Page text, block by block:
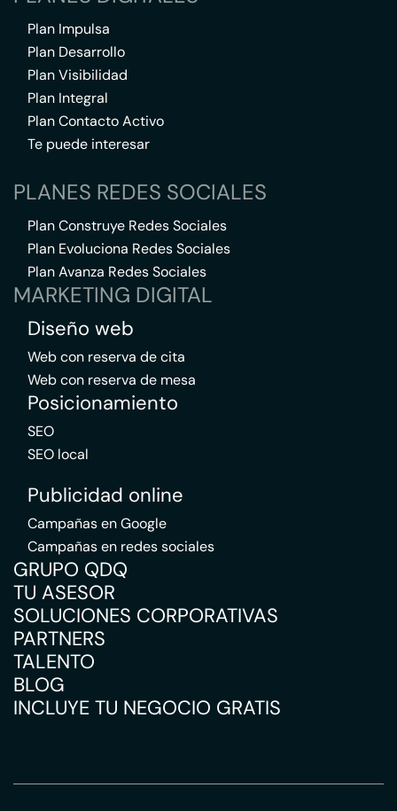
Plan Impulsa
Plan Desarrollo
Plan Visibilidad
Plan Integral
Plan Contacto Activo
Te puede interesar
PLANES REDES SOCIALES
Plan Construye Redes Sociales
Plan Evoluciona Redes Sociales
Plan Avanza Redes Sociales
MARKETING DIGITAL
Diseño web
Web con reserva de cita
Web con reserva de mesa
Posicionamiento
SEO
SEO local
Publicidad online
Campañas en Google
Campañas en redes sociales
GRUPO QDQ
TU ASESOR
SOLUCIONES CORPORATIVAS
PARTNERS
TALENTO
BLOG
INCLUYE TU NEGOCIO GRATIS